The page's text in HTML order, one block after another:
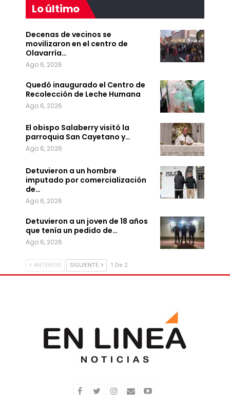
Lo último
Decenas de vecinos se
movilizaron en el centro de
Olavarría…
Ago 6, 2026
Quedó inaugurado el Centro de
Recolección de Leche Humana
Ago 6, 2026
El obispo Salaberry visitó la
parroquia San Cayetano y…
Ago 6, 2026
Detuvieron a un hombre
imputado por comercialización
de…
Ago 6, 2026
Detuvieron a un joven de 18 años
que tenía un pedido de…
Ago 6, 2026
ANTERIOR SIGUIENTE 1 De 2